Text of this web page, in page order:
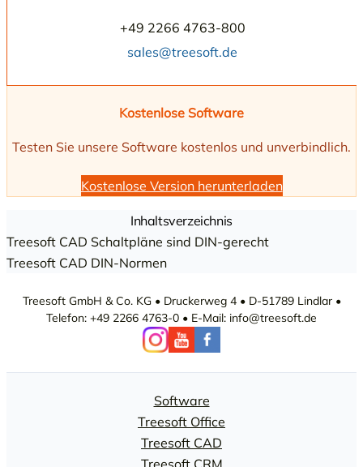
+49 2266 4763-800
sales@treesoft.de
Kostenlose Software
Testen Sie unsere Software kostenlos und unverbindlich.
Kostenlose Version herunterladen
Inhaltsverzeichnis
Treesoft CAD Schaltpläne sind DIN-gerecht
Treesoft CAD DIN-Normen
Treesoft GmbH & Co. KG • Druckerweg 4 • D-51789 Lindlar •
Telefon: +49 2266 4763-0 • E-Mail: info@treesoft.de
Software
Treesoft Office
Treesoft CAD